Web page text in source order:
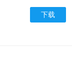
下载